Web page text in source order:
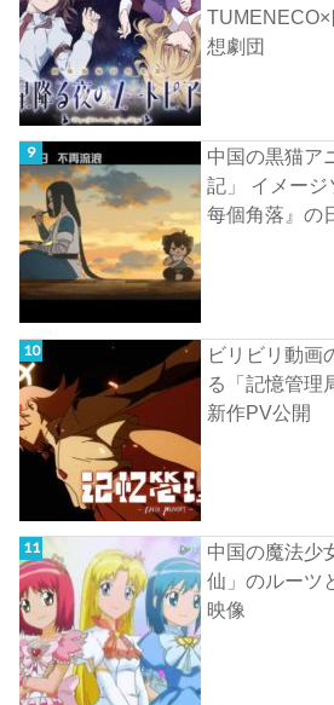
想劇団
中国の黒猫ア
記」 イメー
每個角落』の
ビリビリ動画
る「記憶管理
新作PV公開
中国の魔法少
仙」のルーツ
映像